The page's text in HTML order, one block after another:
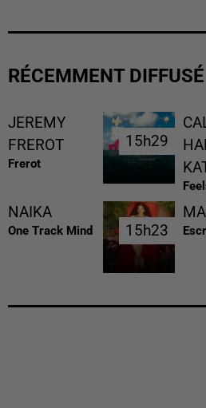
RÉCEMMENT DIFFUSÉ
JEREMY
FREROT
Frerot
15h29
15h29
NAIKA
One Track Mind 15h23
15h23